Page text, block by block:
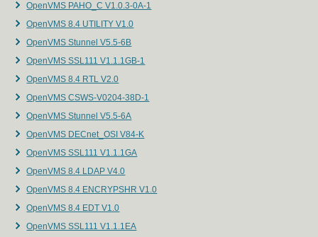
OpenVMS PAHO_C V1.0.3-0A-1
OpenVMS 8.4 UTILITY V1.0
OpenVMS Stunnel V5.5-6B
OpenVMS SSL111 V1.1.1GB-1
OpenVMS 8.4 RTL V2.0
OpenVMS CSWS-V0204-38D-1
OpenVMS Stunnel V5.5-6A
OpenVMS DECnet_OSI V84-K
OpenVMS SSL111 V1.1.1GA
OpenVMS 8.4 LDAP V4.0
OpenVMS 8.4 ENCRYPSHR V1.0
OpenVMS 8.4 EDT V1.0
OpenVMS SSL111 V1.1.1EA